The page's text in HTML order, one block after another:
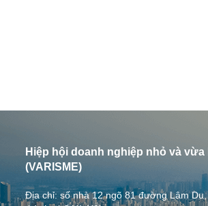
Hiệp hội doanh nghiệp nhỏ và vừa
(VARISME)
Địa chỉ: số nhà 12 ngõ 81 đường Lâm